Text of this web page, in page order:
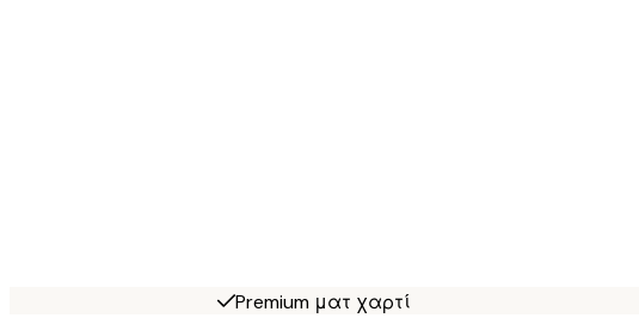
Premium ματ χαρτί